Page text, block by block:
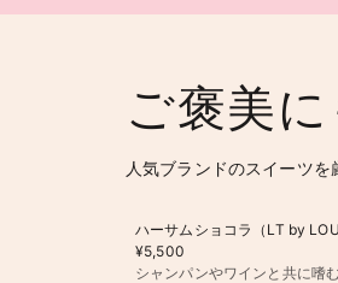
ご褒美
人気ブランドのスイーツ
ハーサムショコラ（LT by
¥5,500
シャンパンやワインと共に嗜